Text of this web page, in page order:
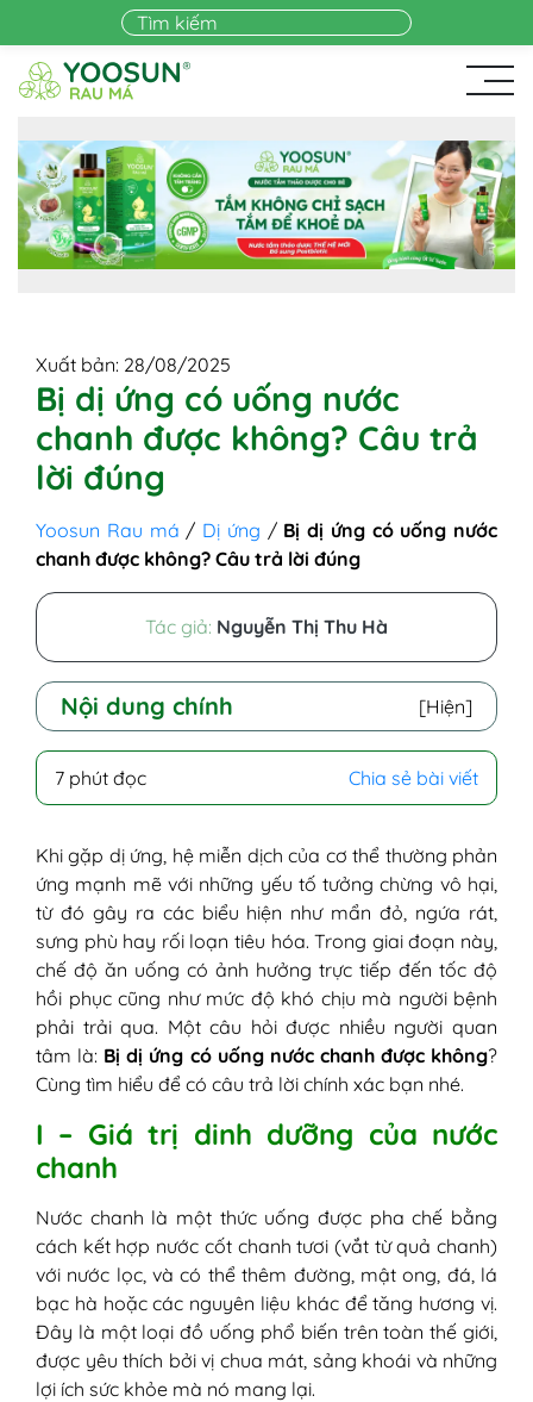
Skip to main content
Xuất bản: 28/08/2025
Bị dị ứng có uống nước
chanh được không? Câu trả
lời đúng
Yoosun Rau má / Dị ứng / Bị dị ứng có uống nước
chanh được không? Câu trả lời đúng
Tác giả: Nguyễn Thị Thu Hà
Nội dung chính [Hiện]
II - Bị dị ứng uống nước chanh được
1. Trường hợp có thể uống nước
chanh
2. Trường hợp không nên uống nước
chanh
III - Gợi ý đồ uống an toàn thay cho nước
chanh khi bị dị ứng
7 phút đọc Chia sẻ bài viết
Khi gặp dị ứng, hệ miễn dịch của cơ thể thường phản
ứng mạnh mẽ với những yếu tố tưởng chừng vô hại,
từ đó gây ra các biểu hiện như mẩn đỏ, ngứa rát,
sưng phù hay rối loạn tiêu hóa. Trong giai đoạn này,
chế độ ăn uống có ảnh hưởng trực tiếp đến tốc độ
hồi phục cũng như mức độ khó chịu mà người bệnh
phải trải qua. Một câu hỏi được nhiều người quan
tâm là: Bị dị ứng có uống nước chanh được không?
Cùng tìm hiểu để có câu trả lời chính xác bạn nhé.
I – Giá trị dinh dưỡng của nước
chanh
Nước chanh là một thức uống được pha chế bằng
cách kết hợp nước cốt chanh tươi (vắt từ quả chanh)
với nước lọc, và có thể thêm đường, mật ong, đá, lá
bạc hà hoặc các nguyên liệu khác để tăng hương vị.
Đây là một loại đồ uống phổ biến trên toàn thế giới,
được yêu thích bởi vị chua mát, sảng khoái và những
lợi ích sức khỏe mà nó mang lại.